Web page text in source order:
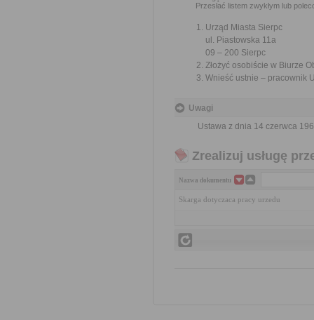
Przesłać listem zwykłym lub
Urząd Miasta Sierpc
ul. Piastowska 11a
09 – 200 Sierpc
Złożyć osobiście w Biurze
Wnieść ustnie – pracownik
Uwagi
Ustawa z dnia 14 czerwca
Zrealizuj usługę
Nazwa dokumentu
Skarga dotyczaca pracy urzedu